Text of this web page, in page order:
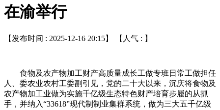
在渝举行
【发布时间 : 2025-12-16 20:15】 【人气 : 】
食物及农产物加工财产高质量成长工做专班日常工做担任
人、委农业农村工委副引见，党的二十大以来，沉庆将食物及
农产物加工业做为实施千亿级生态特色财产培育步履的从抓
手，并纳入“33618”现代制制业集群系统，做为三大五千亿级